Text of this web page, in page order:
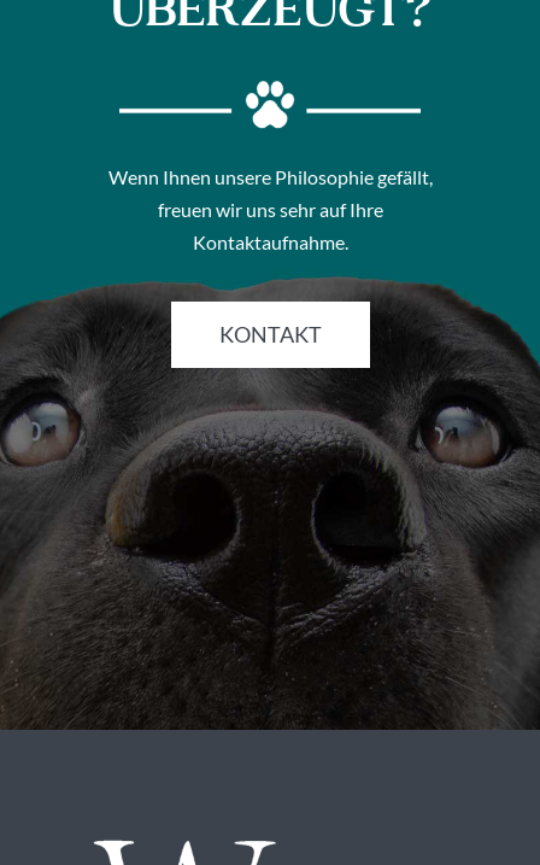
ÜBERZEUGT?
Wenn Ihnen unsere Philosophie gefällt,
freuen wir uns sehr auf Ihre
Kontaktaufnahme.
KONTAKT